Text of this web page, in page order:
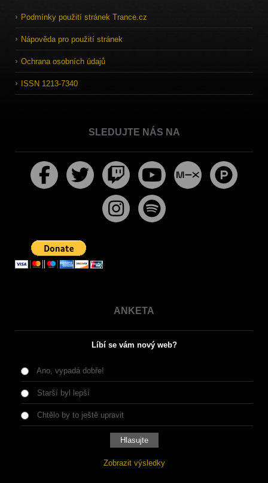
Podmínky použití stránek Trance.cz
Nápověda pro použití stránek
Ochrana osobních údajů
ISSN 1213-7340
SLEDUJTE NÁS NA
ANKETA
Líbí se vám nový web?
Ano, vypadá dobře!
Starší byl lepší
Chtělo by to ještě upravit
Zobrazit výsledky